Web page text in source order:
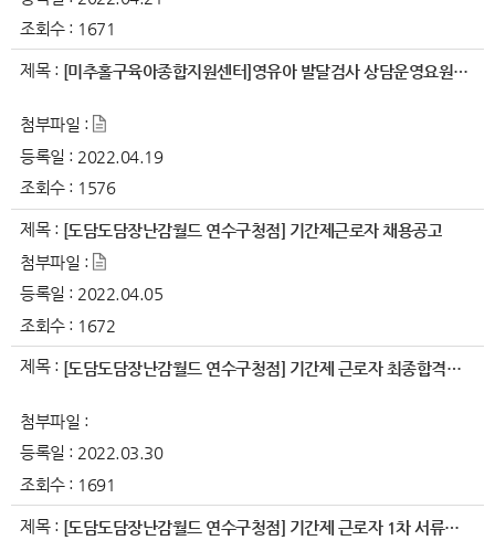
조회수 : 1671
제목 : [미추홀구육아종합지원센터]영유아 발달검사 상담운영요원 모집공고
첨부파일 :
등록일 : 2022.04.19
조회수 : 1576
제목 : [도담도담장난감월드 연수구청점] 기간제근로자 채용공고
첨부파일 :
등록일 : 2022.04.05
조회수 : 1672
제목 : [도담도담장난감월드 연수구청점] 기간제 근로자 최종합격자 공지
첨부파일 :
등록일 : 2022.03.30
조회수 : 1691
제목 : [도담도담장난감월드 연수구청점] 기간제 근로자 1차 서류합격자 공지